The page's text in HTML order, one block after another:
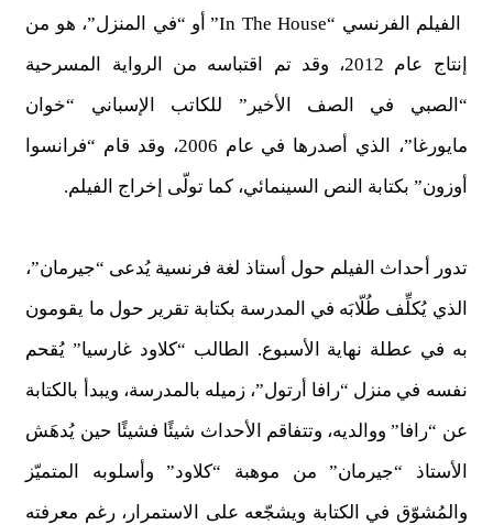
الفيلم الفرنسي “In The House” أو “في المنزل”، هو من
إنتاج عام 2012، وقد تم اقتباسه من الرواية المسرحية
“الصبي في الصف الأخير” للكاتب الإسباني “خوان
مايورغا”، الذي أصدرها في عام 2006، وقد قام “فرانسوا
أوزون” بكتابة النص السينمائي، كما تولّى إخراج الفيلم.
تدور أحداث الفيلم حول أستاذ لغة فرنسية يُدعى “جيرمان”،
الذي يُكلِّف طُلّابَه في المدرسة بكتابة تقرير حول ما يقومون
به في عطلة نهاية الأسبوع. الطالب “كلاود غارسيا” يُقحم
نفسه في منزل “رافا أرتول”، زميله بالمدرسة، ويبدأ بالكتابة
عن “رافا” ووالديه، وتتفاقم الأحداث شيئًا فشيئًا حين يُدهَش
الأستاذ “جيرمان” من موهبة “كلاود” وأسلوبه المتميّز
والمُشوّق في الكتابة ويشجّعه على الاستمرار، رغم معرفته